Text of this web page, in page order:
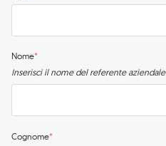
Nome*
Inserisci il nome del referente aziendale
Cognome*